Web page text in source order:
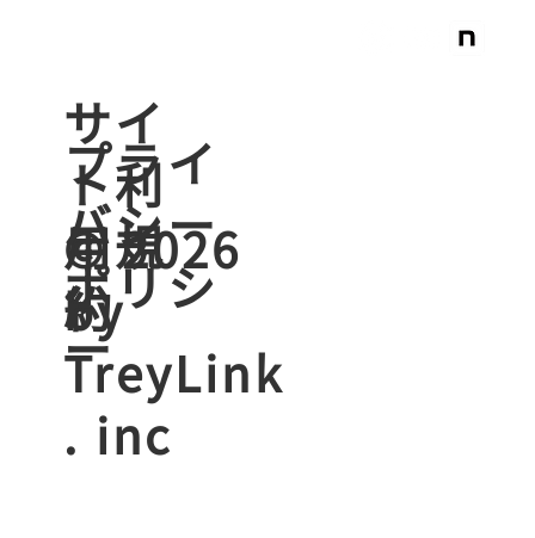
​サイ
ト利
用規
約
© 2026
by
TreyLink
. inc
プライ
バシー
ポリシ
ー